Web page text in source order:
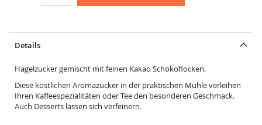
Details
Hagelzucker gemischt mit feinen Kakao Schokoflocken.
Diese köstlichen Aromazucker in der praktischen Mühle verleihen
Ihren Kaffeespezialitäten oder Tee den besonderen Geschmack.
Auch Desserts lassen sich verfeinern.